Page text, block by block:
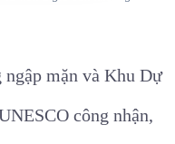
ngập mặn và Khu Dự
công nhận,